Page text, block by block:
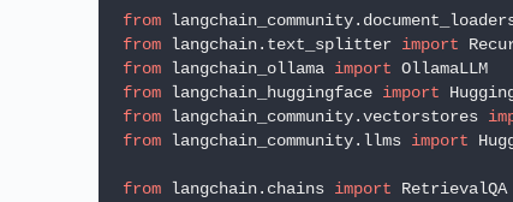
from
from langchain.text_splitter import
from langchain_ollama import
from langchain_huggingface import
from langchain_community.vectorstores
from langchain_community.llms import
from langchain.chains import